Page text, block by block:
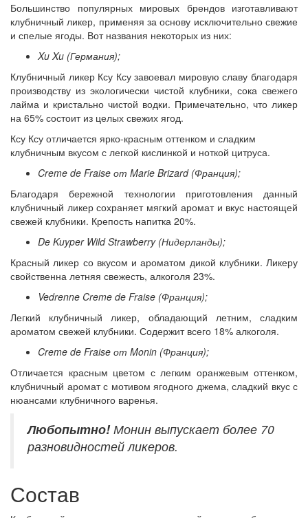
Большинство популярных мировых брендов изготавливают
клубничный ликер, применяя за основу исключительно свежие
и спелые ягоды. Вот названия некоторых из них:
Xu Xu (Германия);
Клубничный ликер Ксу Ксу завоевал мировую славу благодаря
производству из экологически чистой клубники, сока свежего
лайма и кристально чистой водки. Примечательно, что ликер
на 65% состоит из целых свежих ягод.
Ксу Ксу отличается ярко-красным оттенком и сладким
клубничным вкусом с легкой кислинкой и ноткой цитруса.
Creme de Fraise от Marie Brizard (Франция);
Благодаря бережной технологии приготовления данный
клубничный ликер сохраняет мягкий аромат и вкус настоящей
свежей клубники. Крепость напитка 20%.
De Kuyper Wild Strawberry (Нидерланды);
Красный ликер со вкусом и ароматом дикой клубники. Ликеру
свойственна летняя свежесть, алкоголя 23%.
Vedrenne Creme de Fraise (Франция);
Легкий клубничный ликер, обладающий летним, сладким
ароматом свежей клубники. Содержит всего 18% алкоголя.
Creme de Fraise от Monin (Франция);
Отличается красным цветом с легким оранжевым оттенком,
клубничный аромат с мотивом ягодного джема, сладкий вкус с
нюансами клубничного варенья.
Любопытно!Монин выпускает более 70
разновидностей ликеров.
Состав